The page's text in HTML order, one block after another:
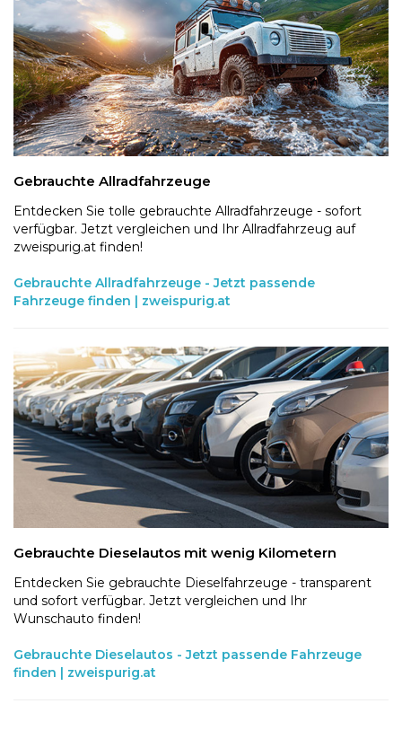
Gebrauchte Allradfahrzeuge
Entdecken Sie tolle gebrauchte Allradfahrzeuge - sofort
verfügbar. Jetzt vergleichen und Ihr Allradfahrzeug auf
zweispurig.at finden!
Gebrauchte Allradfahrzeuge - Jetzt passende
Fahrzeuge finden | zweispurig.at
Gebrauchte Dieselautos mit wenig Kilometern
Entdecken Sie gebrauchte Dieselfahrzeuge - transparent
und sofort verfügbar. Jetzt vergleichen und Ihr
Wunschauto finden!
Gebrauchte Dieselautos - Jetzt passende Fahrzeuge
finden | zweispurig.at